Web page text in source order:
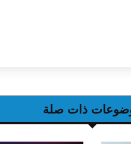
ذات صلة